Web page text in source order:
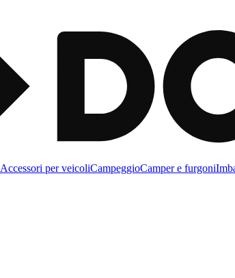
Accessori per veicoliCampeggioCamper e furgoni